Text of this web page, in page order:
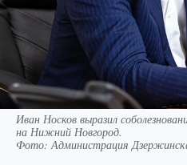
Иван Носков выразил
на Нижний Новгород.
Фото:Администрация